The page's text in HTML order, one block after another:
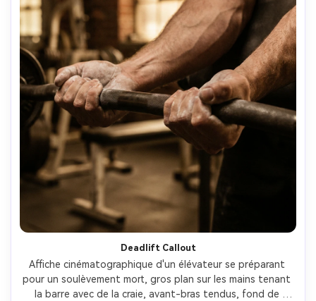
Deadlift Callout
Affiche cinématographique d'un élévateur se préparant
pour un soulèvement mort, gros plan sur les mains tenant
la barre avec de la craie, avant-bras tendus, fond de